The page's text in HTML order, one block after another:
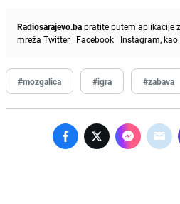
Radiosarajevo.bapratite putem aplikacije
mreža Twitter | Facebook | Instagram,
#mozgalica #igra #zabava